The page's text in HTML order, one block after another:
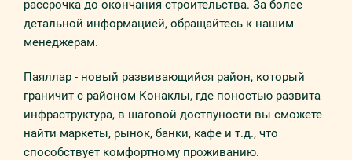
рассрочка до окончания строительства. За более
детальной информацией, обращайтесь к нашим
менеджерам.
Паяллар - новый развивающийся район, который
граничит с районом Конаклы, где поностью развита
инфраструктура, в шаговой достпуности вы сможете
найти маркеты, рынок, банки, кафе и т.д., что
способствует комфортному проживанию.